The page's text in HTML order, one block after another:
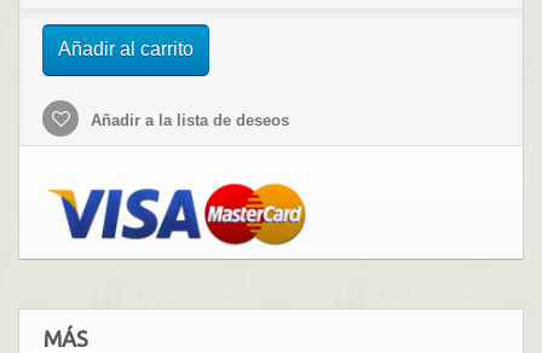
Añadir al carrito
Añadir a la lista de deseos
MÁS